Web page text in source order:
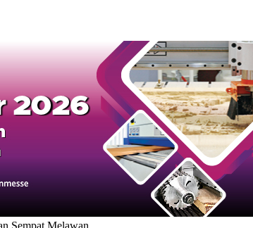
Sempat Melawan